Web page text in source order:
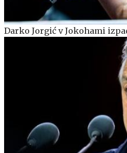
Darko Jorgić v Jokohami